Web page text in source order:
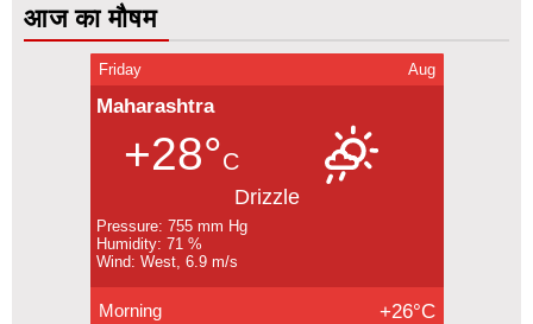
आज का मौषम
Friday Aug
Maharashtra
+28°C
Drizzle
Pressure: 755 mm Hg
Humidity: 71 %
Wind: West, 6.9 m/s
Morning +26°C